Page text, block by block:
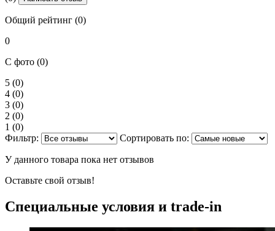
Общий рейтинг (0)
0
С фото (0)
5 (0)
4 (0)
3 (0)
2 (0)
1 (0)
Фильтр:
Сортировать по:
У данного товара пока нет отзывов
Оставьте свой отзыв!
Специальные условия и trade-in